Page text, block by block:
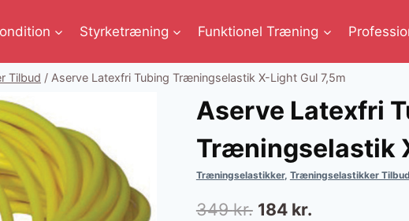
Styrketræning Funktionel Træning
Tilbud / Aserve Latexfri Tubing Træningselastik X-Light Gul 7,5m
Aserve Latexfri
Træningselastik
Træningselastikker, Træningselastikker Tilbud
349kr. Den
184 kr.Den